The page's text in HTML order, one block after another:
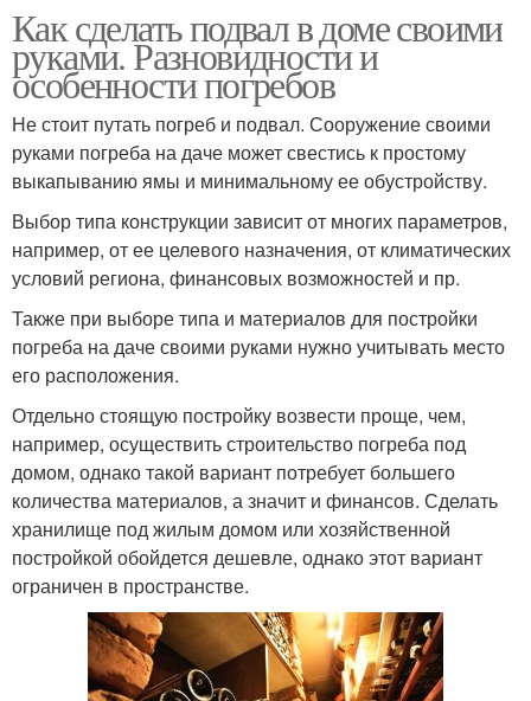
Как сделать подвал в доме своими
руками. Разновидности и
особенности погребов
Не стоит путать погреб и подвал. Сооружение своими
руками погреба на даче может свестись к простому
выкапыванию ямы и минимальному ее обустройству.
Выбор типа конструкции зависит от многих параметров,
например, от ее целевого назначения, от климатических
условий региона, финансовых возможностей и пр.
Также при выборе типа и материалов для постройки
погреба на даче своими руками нужно учитывать место
его расположения.
Отдельно стоящую постройку возвести проще, чем,
например, осуществить строительство погреба под
домом, однако такой вариант потребует большего
количества материалов, а значит и финансов. Сделать
хранилище под жилым домом или хозяйственной
постройкой обойдется дешевле, однако этот вариант
ограничен в пространстве.